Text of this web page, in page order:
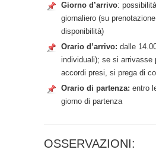
Giorno d’arrivo:
giornaliero (su
disponibilità)
Orario d’arrivo: dalle
individuali); se si arrivasse
accordi presi, si prega di
Orario di partenza: entro
giorno di partenza
OSSERVAZIONI: